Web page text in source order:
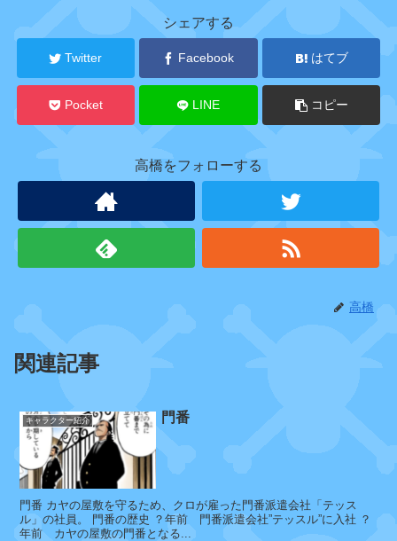
ー
軍
部
サ
カ
セ
ン
ゴ
ク
シェアする
Twitter Facebook はてブ
Pocket LINE コピー
高橋をフォローする
高橋
関連記事
キャラクター紹介 門番
門番 カヤの屋敷を守るため、クロが雇った門番派遣会社「テッス
ル」の社員。 門番の歴史 ？年前 門番派遣会社”テッスル”に入社 ？
年前 カヤの屋敷の門番となる...